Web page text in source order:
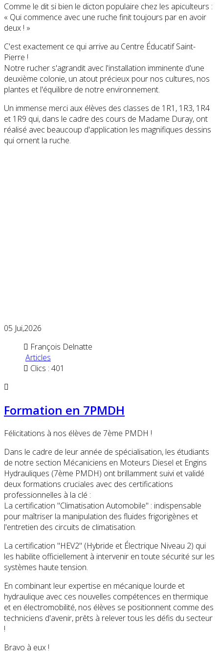
Comme le dit si bien le dicton populaire chez les apiculteurs :
« Qui commence avec une ruche finit toujours par en avoir
deux ! »
​C'est exactement ce qui arrive au Centre Éducatif Saint-
Pierre !
​Notre rucher s'agrandit avec l'installation imminente d'une
deuxième colonie, un atout précieux pour nos cultures, nos
plantes et l'équilibre de notre environnement.
​Un immense merci aux élèves des classes de 1R1, 1R3, 1R4
et 1R9 qui, dans le cadre des cours de Madame Duray, ont
réalisé avec beaucoup d'application les magnifiques dessins
qui ornent la ruche.
05 Jui,2026
François Delnatte
Articles
Clics : 401
Formation en 7PMDH
Félicitations à nos élèves de 7ème PMDH !
Dans le cadre de leur année de spécialisation, les étudiants
de notre section Mécaniciens en Moteurs Diesel et Engins
Hydrauliques (7ème PMDH) ont brillamment suivi et validé
deux formations cruciales avec des certifications
professionnelles à la clé :
La certification "Climatisation Automobile" : indispensable
pour maîtriser la manipulation des fluides frigorigènes et
l'entretien des circuits de climatisation.
La certification "HEV2" (Hybride et Électrique Niveau 2) qui
les habilite officiellement à intervenir en toute sécurité sur les
systèmes haute tension.
En combinant leur expertise en mécanique lourde et
hydraulique avec ces nouvelles compétences en thermique
et en électromobilité, nos élèves se positionnent comme des
techniciens d'avenir, prêts à relever tous les défis du secteur
!
Bravo à eux !